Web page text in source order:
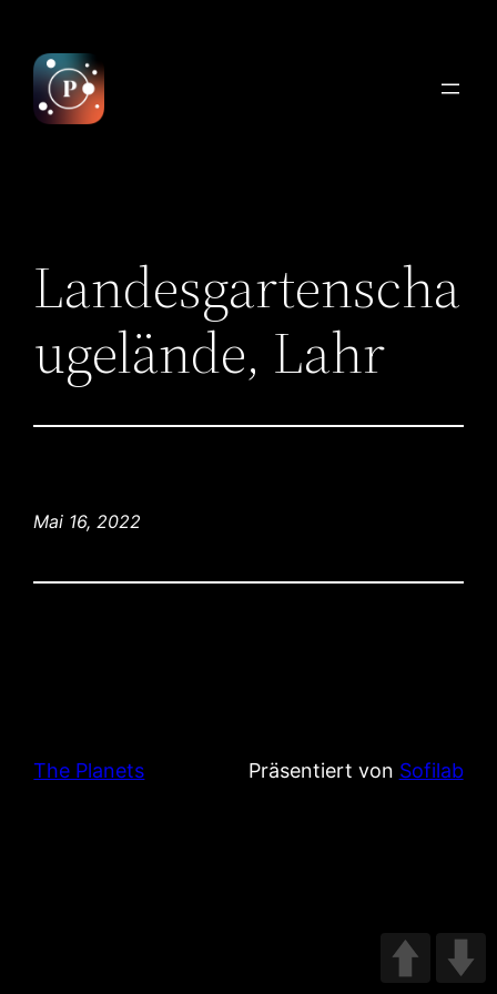
Inhalt
springen
Landesgartenscha
ugelände, Lahr
Mai 16, 2022
The Planets Präsentiert von Sofilab